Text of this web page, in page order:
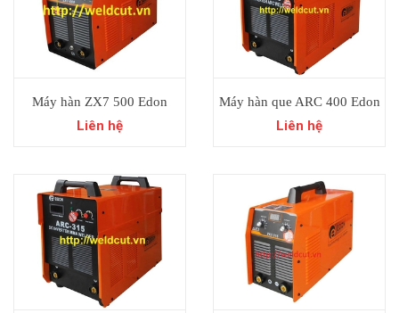
Máy hàn ZX7 500 Edon
Liên hệ
Máy hàn que ARC 400 Edon
Liên hệ